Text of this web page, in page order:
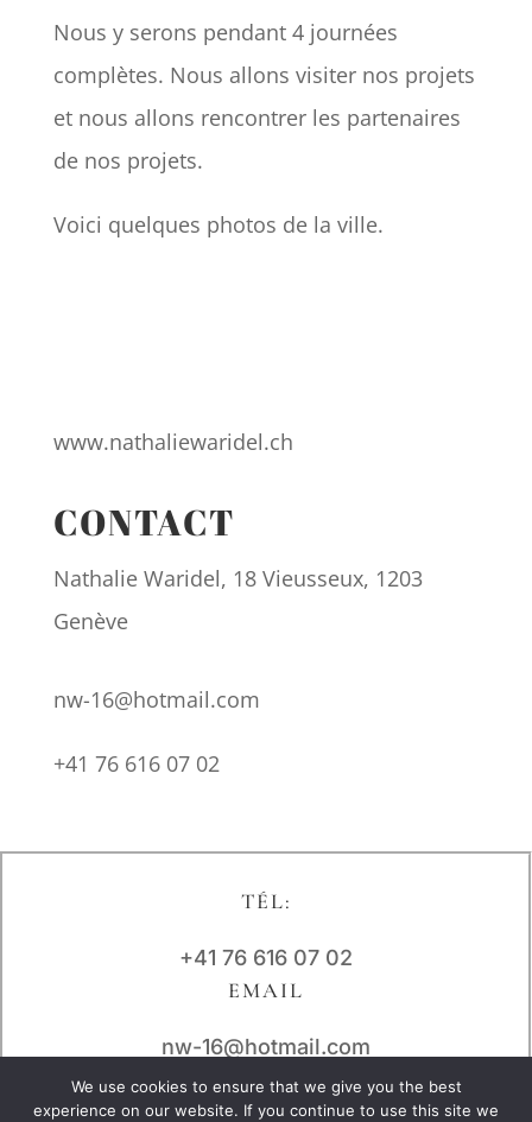
Nous y serons pendant 4 journées
complètes. Nous allons visiter nos projets
et nous allons rencontrer les partenaires
de nos projets.
Voici quelques photos de la ville.
www.nathaliewaridel.ch
CONTACT
Nathalie Waridel, 18 Vieusseux, 1203
Genève
nw-16@hotmail.com
+41 76 616 07 02
TÉL:
+41 76 616 07 02
EMAIL
nw-16@hotmail.com
ADRESSE
We use cookies to ensure that we give you the best
experience on our website. If you continue to use this site we